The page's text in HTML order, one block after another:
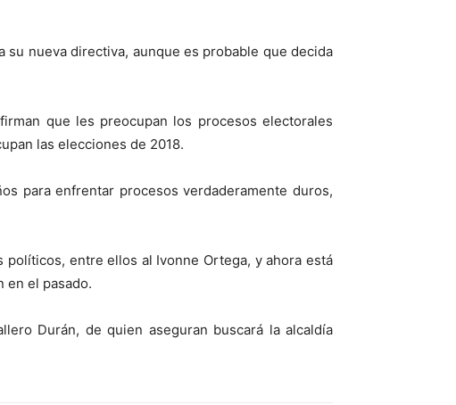
nueva directiva, aunque es probable que decida
que les preocupan los procesos electorales
las elecciones de 2018.
para enfrentar procesos verdaderamente duros,
entre ellos al Ivonne Ortega, y ahora está
en el pasado.
Durán, de quien aseguran buscará la alcaldía